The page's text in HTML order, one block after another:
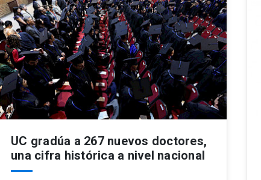
UC gradúa a 267 nuevos doctores,
una cifra histórica a nivel nacional